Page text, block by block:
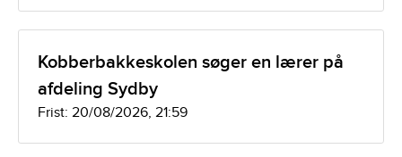
Kobberbakkeskolen søger en lærer på
afdeling Sydby
Frist: 20/08/2026, 21:59